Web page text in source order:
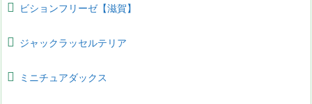
ビションフリーゼ【滋賀】
ジャックラッセルテリア
ミニチュアダックス